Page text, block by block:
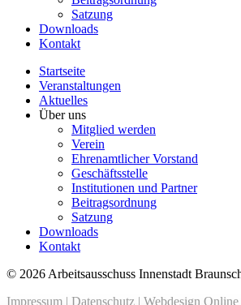
Satzung
Downloads
Kontakt
Startseite
Veranstaltungen
Aktuelles
Über uns
Mitglied werden
Verein
Ehrenamtlicher Vorstand
Geschäftsstelle
Institutionen und Partner
Beitragsordnung
Satzung
Downloads
Kontakt
© 2026 Arbeitsausschuss Innenstadt
Impressum | Datenschutz | Webdesign